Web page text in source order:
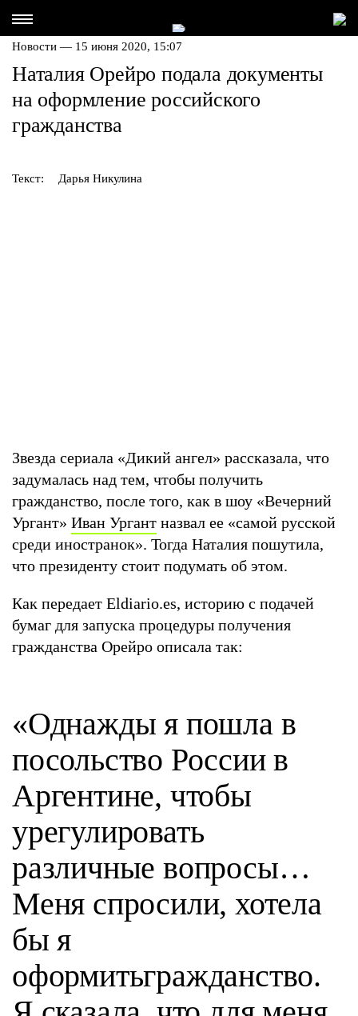
Новости — 15 июня 2020, 15:07
Наталия Орейро подала документы
на оформление российского
гражданства
Текст: Дарья Никулина
Звезда сериала «Дикий ангел» рассказала, что
задумалась над тем, чтобы получить
гражданство, после того, как в шоу «Вечерний
Ургант» Иван Ургант назвал ее «самой русской
среди иностранок». Тогда Наталия пошутила,
что президенту стоит подумать об этом.
Как передает Eldiario.es, историю с подачей
бумаг для запуска процедуры получения
гражданства Орейро описала так:
«Однажды я пошла в
посольство России в
Аргентине, чтобы
урегулировать
различные вопросы…
Меня спросили, хотела
бы я
оформитьгражданство.